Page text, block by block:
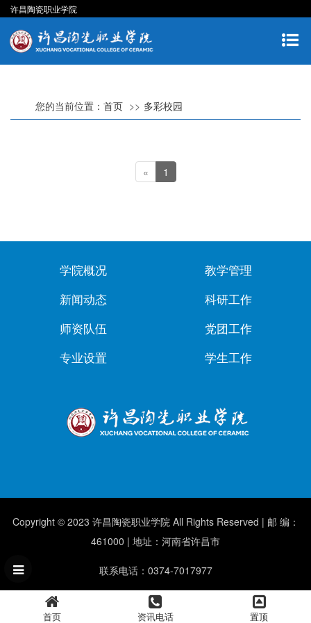
许昌陶瓷职业学院
您的当前位置： 首页 多彩校园
« 1
学院概况
新闻动态
师资队伍
专业设置
教学管理
科研工作
党团工作
学生工作
Copyright © 2023 许昌陶瓷职业学院 All Rights Reserved | 邮 编：
461000 | 地址：河南省许昌市
联系电话：0374-7017977
首页 资讯电话 置顶